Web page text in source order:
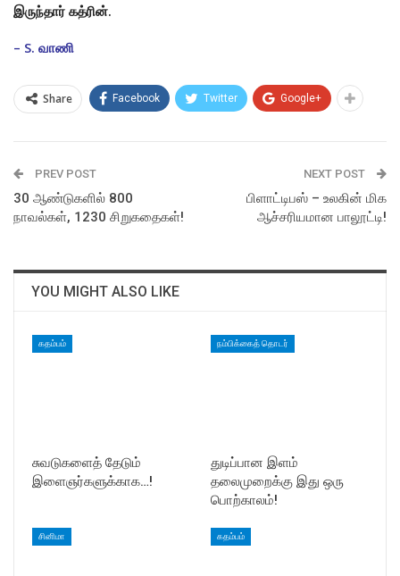
இருந்தார் கத்ரின்.
– S. வாணி
Share Facebook Twitter Google+
PREV POST
30 ஆண்டுகளில் 800
நாவல்கள், 1230 சிறுகதைகள்!
NEXT POST
பிளாட்டிபஸ் – உலகின் மிக
ஆச்சரியமான பாலூட்டி!
YOU MIGHT ALSO LIKE
கதம்பம்
சுவடுகளைத் தேடும்
இளைஞர்களுக்காக…!
நம்பிக்கைத் தொடர்
துடிப்பான இளம்
தலைமுறைக்கு இது ஒரு
பொற்காலம்!
சினிமா கதம்பம்